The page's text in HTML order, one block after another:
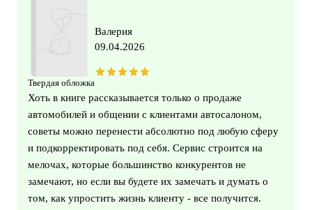
Твердая обложка
Валерия
09.04.2026
Хоть в книге рассказывается только о продаже
автомобилей и общении с клиентами автосалоном,
советы можно перенести абсолютно под любую сферу
и подкорректировать под себя. Сервис строится на
мелочах, которые большинство конкурентов не
замечают, но если вы будете их замечать и думать о
том, как упростить жизнь клиенту - все получится.